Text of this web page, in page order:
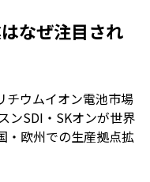
なぜ注目され
チウムイオン電池市場
ンSDI・SKオンが世界
・欧州での生産拠点拡